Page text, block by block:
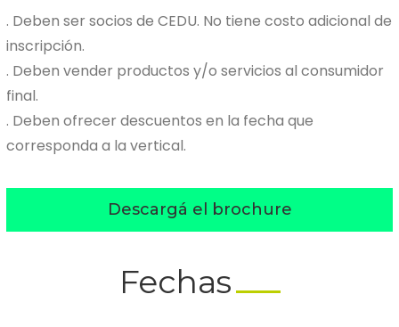
. Deben ser socios de CEDU. No tiene costo adicional de
inscripción.
. Deben vender productos y/o servicios al consumidor
final.
. Deben ofrecer descuentos en la fecha que
corresponda a la vertical.
Descargá el brochure
Fechas